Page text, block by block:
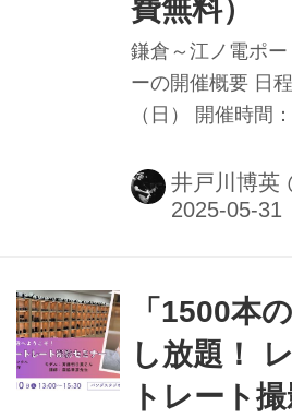
費無料）
鎌倉～江ノ電ポ
ーの開催概要 日
（日） 開催時間
※12:45～13:00集
与。「1日乗車 乗
名 講師：森脇章
日美さん 参加費
が、交通費は自
意するもの：自
井戸川博英
「1500本
し放題！
トレート